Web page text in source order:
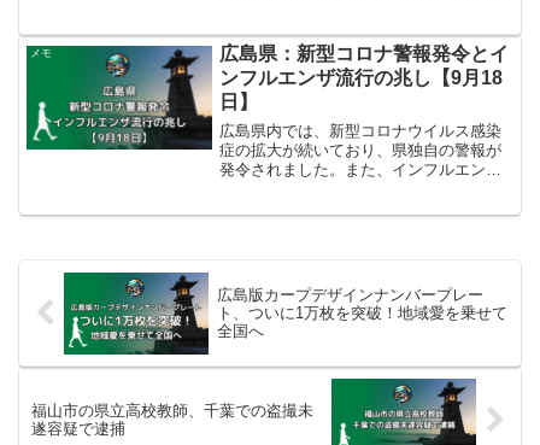
発生し、陥没は東西約40メートル、南北
約30メート...
メモ
広島県：新型コロナ警報発令とイ
ンフルエンザ流行の兆し【9月18
日】
広島県内では、新型コロナウイルス感染
症の拡大が続いており、県独自の警報が
発令されました。また、インフルエンザ
広島版カープデザインナンバープレー
ト、ついに1万枚を突破！地域愛を乗せて
全国へ
福山市の県立高校教師、千葉での盗撮未
遂容疑で逮捕